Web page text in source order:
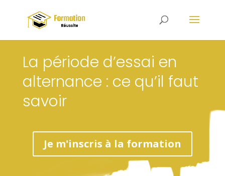
La période d’essai en
alternance : ce qu’il faut
savoir
Je m'inscris à la formation